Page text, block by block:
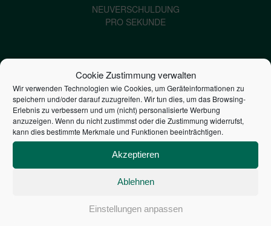
Cookie Zustimmung verwalten
Wir verwenden Technologien wie Cookies, um Geräteinformationen zu
speichern und/oder darauf zuzugreifen. Wir tun dies, um das Browsing-
Erlebnis zu verbessern und um (nicht) personalisierte Werbung
anzuzeigen. Wenn du nicht zustimmst oder die Zustimmung widerrufst,
kann dies bestimmte Merkmale und Funktionen beeinträchtigen.
Akzeptieren
Ablehnen
Einstellungen anpassen
NEUVERSCHULDUNG
PRO SEKUNDE
1,601€
ZINSEN
PRO SEKUNDE
2,804,441,087,151
STAATSVERSCHULDUNG